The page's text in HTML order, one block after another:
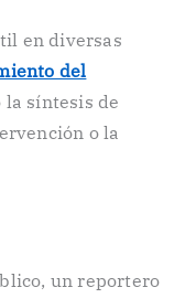
en diversas
del
la síntesis de
o la
un reportero